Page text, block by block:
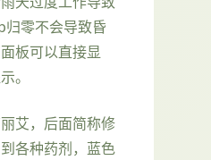
零不会导致昏
板可以直接显
。
艾，后面简称修
各种药剂，蓝色